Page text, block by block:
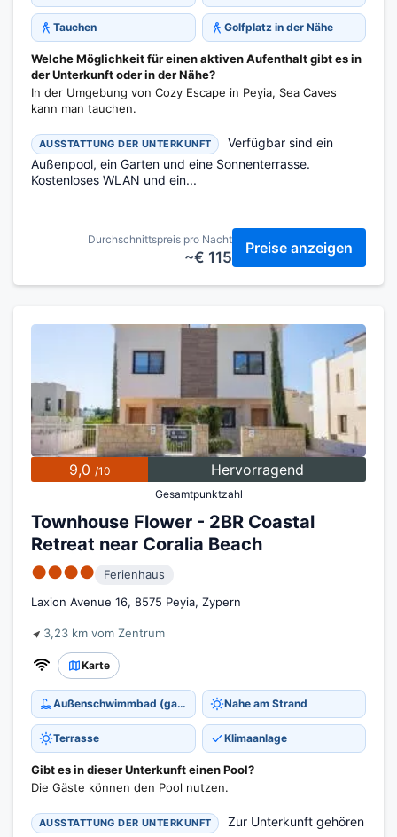
Tauchen Golfplatz in der Nähe
Welche Möglichkeit für einen aktiven Aufenthalt gibt es in
der Unterkunft oder in der Nähe?
In der Umgebung von Cozy Escape in Peyia, Sea Caves
kann man tauchen.
AUSSTATTUNG DER UNTERKUNFT
Verfügbar sind ein
Außenpool, ein Garten und eine Sonnenterrasse.
Kostenloses WLAN und ein...
Durchschnittspreis pro Nacht
~€ 115
Preise anzeigen
9,0 /10 Hervorragend
Gesamtpunktzahl
Townhouse Flower - 2BR Coastal
Retreat near Coralia Beach
●●●●
Ferienhaus
Laxion Avenue 16, 8575 Peyia, Zypern
3,23 km vom Zentrum
Karte
Außenschwimmbad (ganzjährig) Nahe am Strand
Terrasse Klimaanlage
Gibt es in dieser Unterkunft einen Pool?
Die Gäste können den Pool nutzen.
AUSSTATTUNG DER UNTERKUNFT
Zur Unterkunft gehören